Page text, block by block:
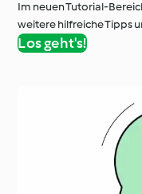
Im neuen Tutorial-
weitere hilfreiche Tipps
Los geht's!